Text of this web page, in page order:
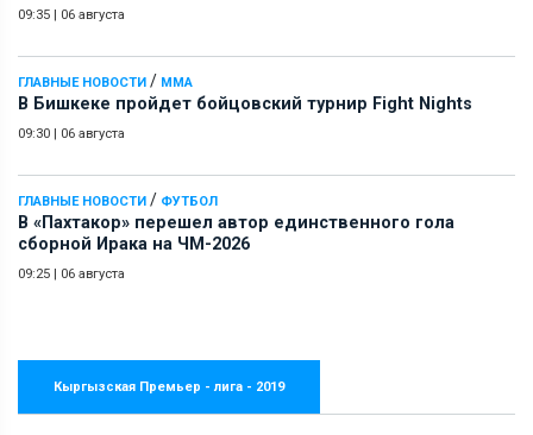
09:35 06 августа
ГЛАВНЫЕ НОВОСТИ / ММА
В Бишкеке пройдет бойцовский турнир Fight Nights
09:30 06 августа
ГЛАВНЫЕ НОВОСТИ / ФУТБОЛ
В «Пахтакор» перешел автор единственного гола
сборной Ирака на ЧМ-2026
09:25 06 августа
Кыргызская Премьер - лига - 2019